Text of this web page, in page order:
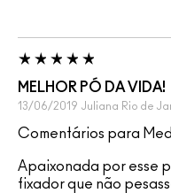
MELHOR PÓ DA VIDA!
13/06/2019 Juliana Rio de
Comentários para
Apaixonada por esse
fixador que não